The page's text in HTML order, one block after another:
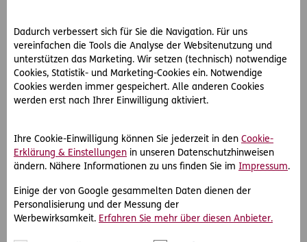
Dadurch verbessert sich für Sie die Navigation. Für uns
vereinfachen die Tools die Analyse der Websitenutzung und
unterstützen das Marketing. Wir setzen (technisch) notwendige
Cookies, Statistik- und Marketing-Cookies ein. Notwendige
Cookies werden immer gespeichert. Alle anderen Cookies
werden erst nach Ihrer Einwilligung aktiviert.
Ihre Cookie-Einwilligung können Sie jederzeit in den Cookie-
Erklärung & Einstellungen in unseren Datenschutzhinweisen
ändern. Nähere Informationen zu uns finden Sie im Impressum.
Einige der von Google gesammelten Daten dienen der
Personalisierung und der Messung der
Werbewirksamkeit. Erfahren Sie mehr über diesen Anbieter.
Barrierefreiheit
Impressum
Rechtliche Hinweise & Datenschutzerklärung